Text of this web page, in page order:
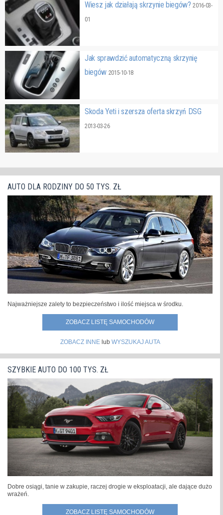
Wiesz jak działają skrzynie biegów?2016-03-
01
Jak sprawdzić automatyczną skrzynię
biegów 2015-10-18
Skoda Yeti i szersza oferta skrzyń DSG
2013-03-26
AUTO DLA RODZINY DO 50 TYS. ZŁ
Najważniejsze zalety to bezpieczeństwo i ilość miejsca w środku.
ZOBACZ LISTĘ SAMOCHODÓW
ZOBACZ INNElub WYSZUKAJ AUTA
SZYBKIE AUTO DO 100 TYS. ZŁ
Dobre osiągi, tanie w zakupie, raczej drogie w eksploatacji, ale dające dużo
wrażeń.
ZOBACZ LISTĘ SAMOCHODÓW